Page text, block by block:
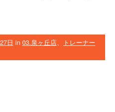
日 in 03.泉ヶ丘店、
トレーナー